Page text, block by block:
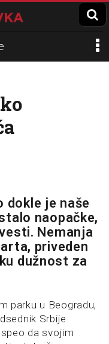
dokle je naše
naopačke,
Nemanja
priveden
dužnost za
parku u Beogradu,
Srbije
da svojim